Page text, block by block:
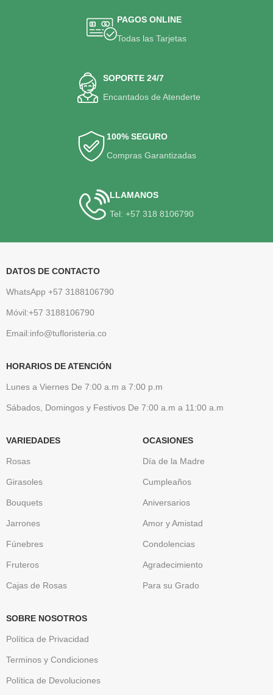
PAGOS ONLINE
Todas las Tarjetas
SOPORTE 24/7
Encantados de Atenderte
100% SEGURO
Compras Garantizadas
LLAMANOS
Tel: +57 318 8106790
DATOS DE CONTACTO
WhatsApp +57 3188106790
Móvil:+57 3188106790
Email:info@tufloristeria.co
HORARIOS DE ATENCIÓN
Lunes a Viernes De 7:00 a.m a 7:00 p.m
Sábados, Domingos y Festivos De 7:00 a.m a 11:00 a.m
VARIEDADES
Rosas
Girasoles
Bouquets
Jarrones
Fúnebres
Fruteros
Cajas de Rosas
OCASIONES
Día de la Madre
Cumpleaños
Aniversarios
Amor y Amistad
Condolencias
Agradecimiento
Para su Grado
SOBRE NOSOTROS
Política de Privacidad
Terminos y Condiciones
Política de Devoluciones